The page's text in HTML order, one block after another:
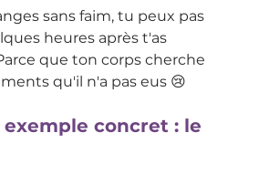
sans faim, tu peux pas
heures après t'as
que ton corps cherche
qu'il n'a pas eus 😢
concret : le